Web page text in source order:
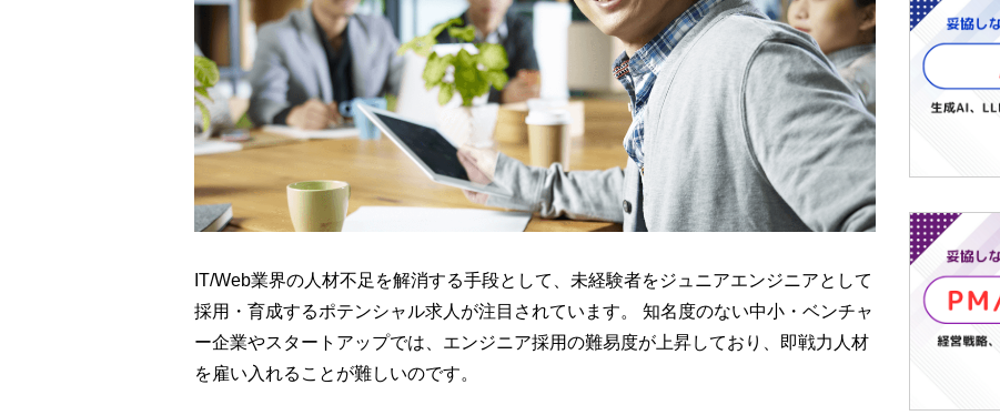
IT/Web業界の人材不足を解消する手段として、未経験者をジュニアエンジニアとして
採用・育成するポテンシャル求人が注目されています。 知名度のない中小・ベンチャ
ー企業やスタートアップでは、エンジニア採用の難易度が上昇しており、即戦力人材
を雇い入れることが難しいのです。